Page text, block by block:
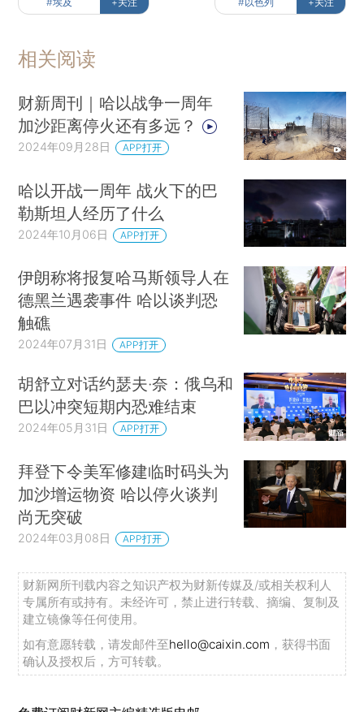
相关阅读
财新周刊｜哈以战争一周年
加沙距离停火还有多远？
2024年09月28日 APP打开
哈以开战一周年 战火下的巴
勒斯坦人经历了什么
2024年10月06日 APP打开
伊朗称将报复哈马斯领导人在
德黑兰遇袭事件 哈以谈判恐
触礁
2024年07月31日 APP打开
胡舒立对话约瑟夫·奈：俄乌和
巴以冲突短期内恐难结束
2024年05月31日 APP打开
拜登下令美军修建临时码头为
加沙增运物资 哈以停火谈判
尚无突破
2024年03月08日 APP打开
财新网所刊载内容之知识产权为财新传媒及/或相关权利人
专属所有或持有。未经许可，禁止进行转载、摘编、复制及
建立镜像等任何使用。
如有意愿转载，请发邮件至hello@caixin.com ，获得书面
确认及授权后，方可转载。